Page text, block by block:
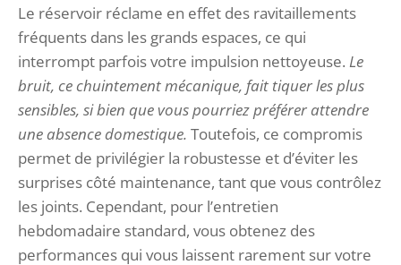
Le réservoir réclame en effet des ravitaillements
fréquents dans les grands espaces, ce qui
interrompt parfois votre impulsion nettoyeuse. Le
bruit, ce chuintement mécanique, fait tiquer les plus
sensibles, si bien que vous pourriez préférer attendre
une absence domestique. Toutefois, ce compromis
permet de privilégier la robustesse et d’éviter les
surprises côté maintenance, tant que vous contrôlez
les joints. Cependant, pour l’entretien
hebdomadaire standard, vous obtenez des
performances qui vous laissent rarement sur votre